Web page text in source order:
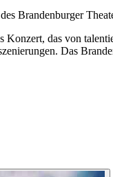
Brandenburger
das von
Das